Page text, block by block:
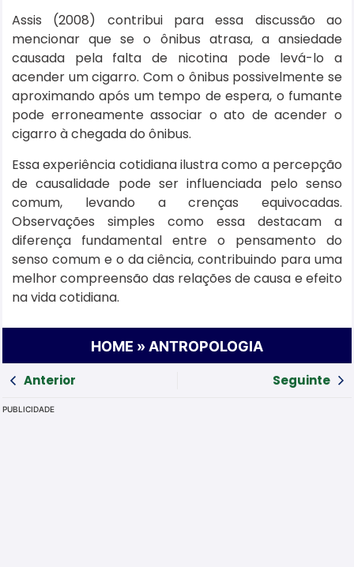
Assis (2008) contribui para essa discussão ao
mencionar que se o ônibus atrasa, a ansiedade
causada pela falta de nicotina pode levá-lo a
acender um cigarro. Com o ônibus possivelmente se
aproximando após um tempo de espera, o fumante
pode erroneamente associar o ato de acender o
cigarro à chegada do ônibus.
Essa experiência cotidiana ilustra como a percepção
de causalidade pode ser influenciada pelo senso
comum, levando a crenças equivocadas.
Observações simples como essa destacam a
diferença fundamental entre o pensamento do
senso comum e o da ciência, contribuindo para uma
melhor compreensão das relações de causa e efeito
na vida cotidiana.
HOME » ANTROPOLOGIA
Anterior Seguinte
PUBLICIDADE